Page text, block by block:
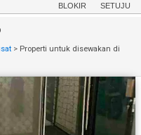
BLOKIR SETUJU
> Properti untuk disewakan di